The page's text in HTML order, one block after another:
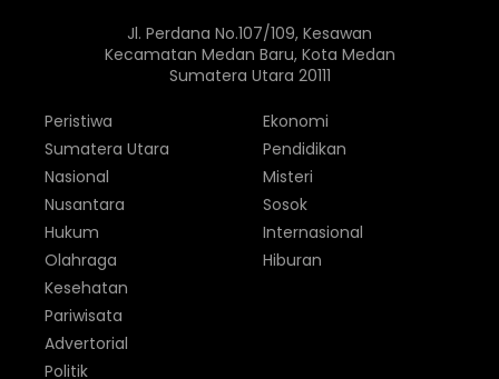
Jl. Perdana No.107/109, Kesawan
Kecamatan Medan Baru, Kota Medan
Sumatera Utara 20111
Peristiwa
Sumatera Utara
Nasional
Nusantara
Hukum
Olahraga
Ekonomi
Pendidikan
Misteri
Sosok
Internasional
Hiburan
Kesehatan
Pariwisata
Advertorial
Politik